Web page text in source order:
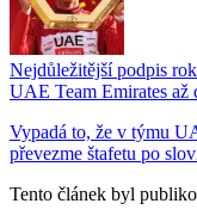
Nejdůležitější podpis
UAE Team Emirates až
Vypadá to, že v týmu
převezme štafetu po
Tento článek byl